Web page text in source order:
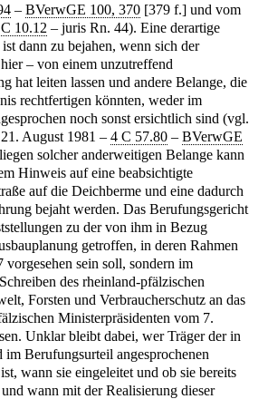
– BVerwGE 100, 370 [379 f.] und vom
10.12 – juris Rn. 44). Eine derartige
dann zu bejahen, wenn sich der
– von einem unzutreffend
hat leiten lassen und andere Belange, die
rechtfertigen könnten, weder im
noch sonst ersichtlich sind (vgl.
August 1981 – 4 C 57.80 – BVerwGE
solcher anderweitigen Belange kann
Hinweis auf eine beabsichtigte
auf die Deichberme und eine dadurch
bejaht werden. Das Berufungsgericht
zu der von ihm in Bezug
getroffen, in deren Rahmen
sein soll, sondern im
des rheinland-pfälzischen
Forsten und Verbraucherschutz an das
Ministerpräsidenten vom 7.
Unklar bleibt dabei, wer Träger der in
im Berufungsurteil angesprochenen
wann sie eingeleitet und ob sie bereits
wann mit der Realisierung dieser